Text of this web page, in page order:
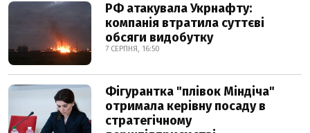
РФ атакувала Укрнафту:
компанія втратила суттєві
обсяги видобутку
7 СЕРПНЯ, 16:50
Фігурантка "плівок Міндіча"
отримала керівну посаду в
стратегічному